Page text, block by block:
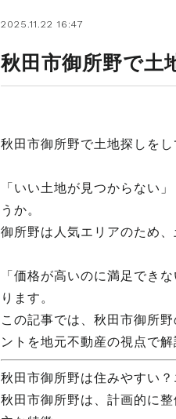
2025.11.22 16:47
秋田市御所野で土
秋田市御所野で土地探しをし
「いい土地が見つからない
うか。
御所野は人気エリアのため
「価格が高いのに満足でき
ります。
この記事では、秋田市御所
ントを地元不動産の視点で解
秋田市御所野は住みやすい
秋田市御所野は、計画的に